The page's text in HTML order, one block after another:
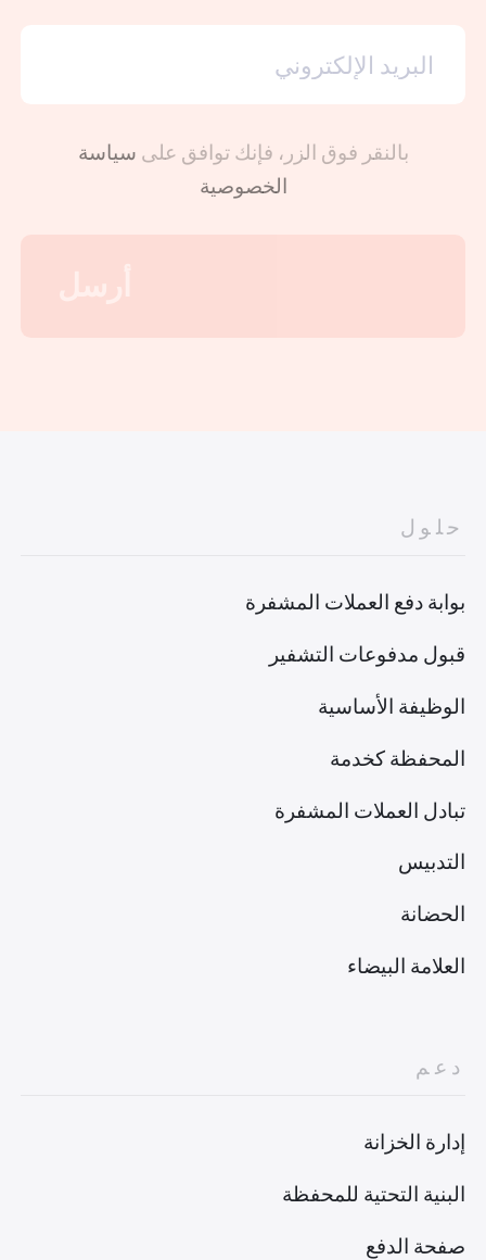
بالنقر فوق الزر، فإنك توافق على سياسة
الخصوصية
حلول
بوابة دفع العملات المشفرة
قبول مدفوعات التشفير
الوظيفة الأساسية
المحفظة كخدمة
تبادل العملات المشفرة
التدبيس
الحضانة
العلامة البيضاء
دعم
إدارة الخزانة
البنية التحتية للمحفظة
صفحة الدفع